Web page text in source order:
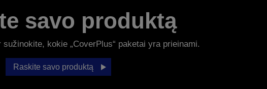
savo produktą
kokie „CoverPlus“ paketai yra prieinami.
Raskite savo produktą